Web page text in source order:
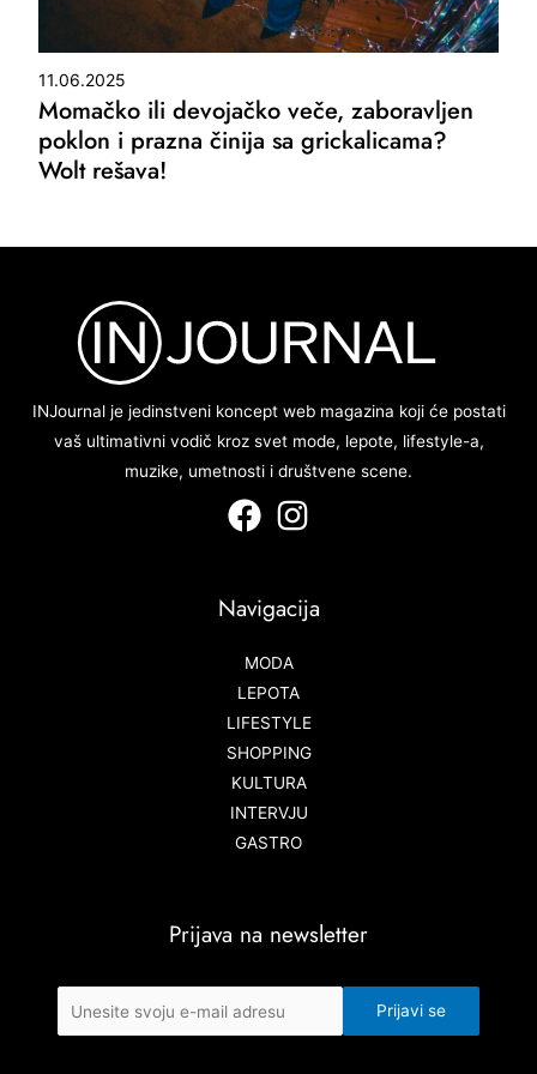
11.06.2025
Momačko ili devojačko veče, zaboravljen
poklon i prazna činija sa grickalicama?
Wolt rešava!
INJournal je jedinstveni koncept web magazina koji će postati
vaš ultimativni vodič kroz svet mode, lepote, lifestyle-a,
muzike, umetnosti i društvene scene.
Navigacija
MODA
LEPOTA
LIFESTYLE
SHOPPING
KULTURA
INTERVJU
GASTRO
Prijava na newsletter